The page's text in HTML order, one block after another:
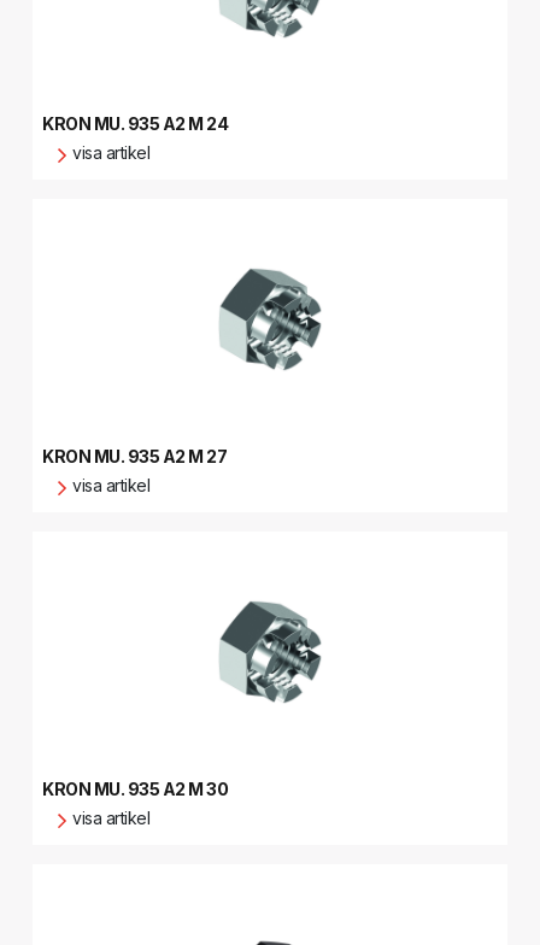
KRON MU. 935 A2 M 24
visa artikel
KRON MU. 935 A2 M 27
visa artikel
KRON MU. 935 A2 M 30
visa artikel